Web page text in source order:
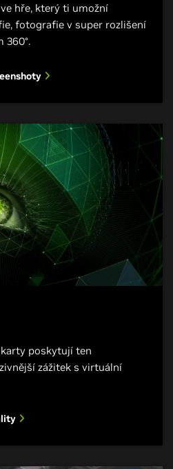
hře, který ti umožní
fotografie v super rozlišení
360°.
poskytují ten
zážitek s virtuální